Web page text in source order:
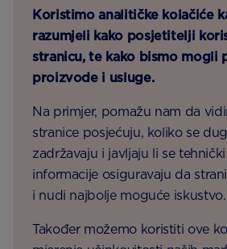
Koristimo analitičke kolačiće
razumjeli kako posjetitelji
stranicu, te kako bismo mogli
proizvode i usluge.
Na primjer, pomažu nam da
stranice posjećuju, koliko se
zadržavaju i javljaju li se
informacije osiguravaju da
i nudi najbolje moguće iskustvo.
Također možemo koristiti ove